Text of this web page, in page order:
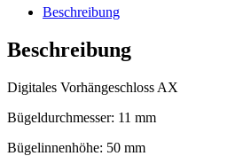
Beschreibung
Beschreibung
Dig­i­tales Vorhängeschloss AX
Bügel­durchmess­er: 11 mm
Bügelin­nen­höhe: 50 mm